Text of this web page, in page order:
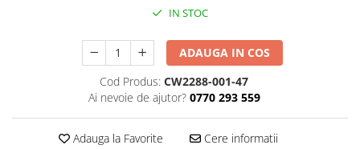
IN STOC
ADAUGA IN COS
Cod Produs: CW2288-001-47
Ai nevoie de ajutor? 0770 293 559
Adauga la Favorite Cere informatii